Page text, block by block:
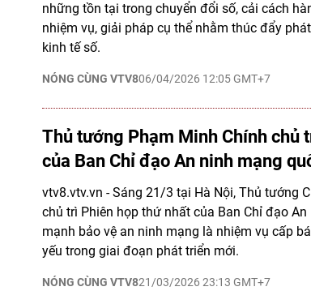
NÓNG CÙNG VTV806/04/2026 12:05 GMT+7
những tồn tại trong chuyển đổi số, cải cách
nhiệm vụ, giải pháp cụ thể nhằm thúc đẩy
kinh tế số.
Thủ tướng Phạm Minh Chính chủ
của Ban Chỉ đạo An ninh mạng
NÓNG CÙNG VTV821/03/2026 23:13 GMT+7
vtv8.vtv.vn - Sáng 21/3 tại Hà Nội, Thủ tướng
chủ trì Phiên họp thứ nhất của Ban Chỉ đạo
mạnh bảo vệ an ninh mạng là nhiệm vụ cấp
yếu trong giai đoạn phát triển mới.